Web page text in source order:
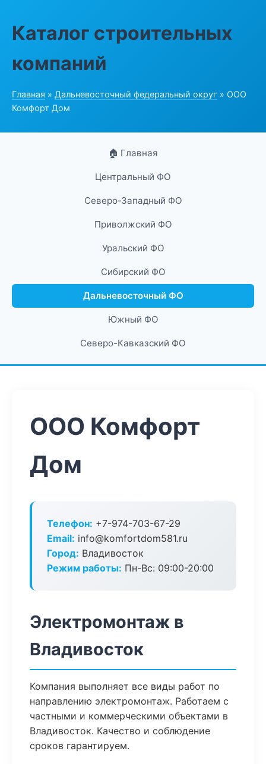
Каталог строительных
компаний
Главная » Дальневосточный федеральный округ » ООО
Комфорт Дом
🏠 Главная
Центральный ФО
Северо-Западный ФО
Приволжский ФО
Уральский ФО
Сибирский ФО
Дальневосточный ФО
Южный ФО
Северо-Кавказский ФО
ООО Комфорт
Дом
Телефон: +7-974-703-67-29
Email: info@komfortdom581.ru
Город: Владивосток
Режим работы: Пн-Вс: 09:00-20:00
Электромонтаж в
Владивосток
Компания выполняет все виды работ по
направлению электромонтаж. Работаем с
частными и коммерческими объектами в
Владивосток. Качество и соблюдение
сроков гарантируем.